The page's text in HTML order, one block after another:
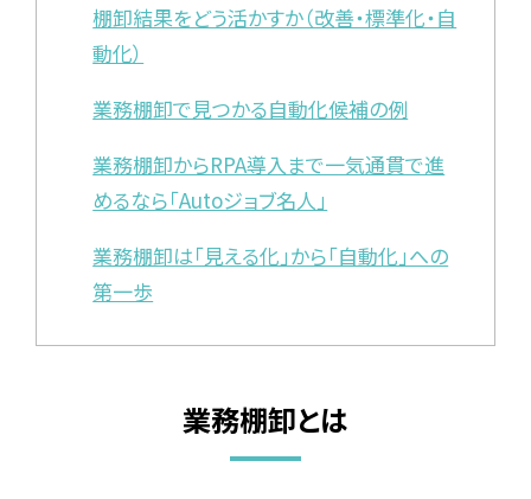
棚卸結果をどう活かすか（改善・標準化・自
動化）
業務棚卸で見つかる自動化候補の例
業務棚卸からRPA導入まで一気通貫で進
めるなら「Autoジョブ名人」
業務棚卸は「見える化」から「自動化」への
第一歩
業務棚卸とは